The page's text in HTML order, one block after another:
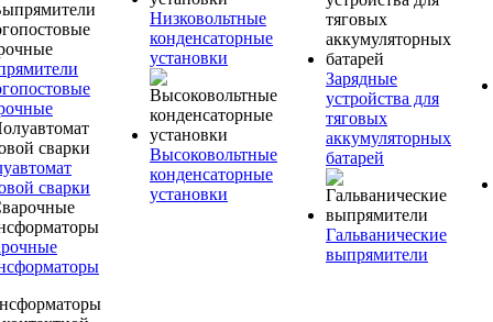
сварки
Низковольтные
конденсаторные
установки
Высоковольтные
конденсаторные
установки
Зарядные
устройства для
тяговых
аккумуляторных
батарей
Гальванические
выпрямители